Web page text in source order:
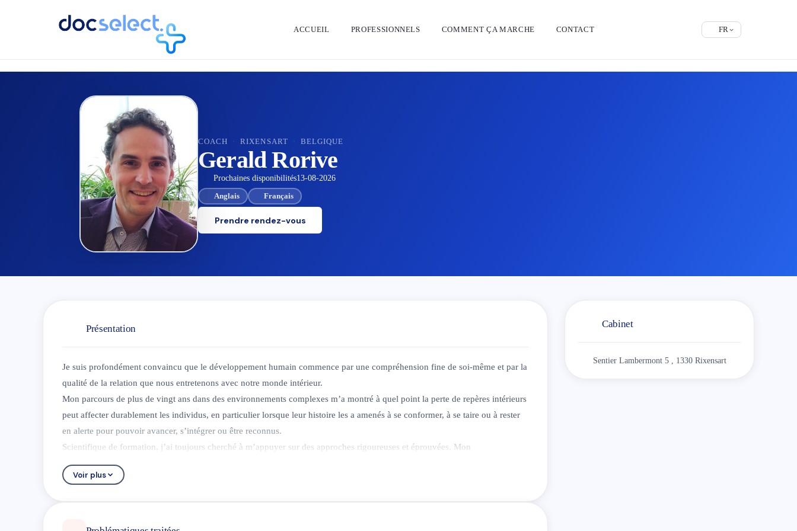
ACCUEIL PROFESSIONNELS COMMENT ÇA MARCHE CONTACT FR
COACH · RIXENSART · BELGIQUE
Gerald Rorive
Prochaines disponibilités13-08-2026
Anglais Français
Prendre rendez-vous
Présentation
Je suis profondément convaincu que le développement humain commence par une compréhension fine de soi-même et par la
qualité de la relation que nous entretenons avec notre monde intérieur.
Mon parcours de plus de vingt ans dans des environnements complexes m’a montré à quel point la perte de repères intérieurs
peut affecter durablement les individus, en particulier lorsque leur histoire les a amenés à se conformer, à se taire ou à rester
en alerte pour pouvoir avancer, s’intégrer ou être reconnus.
Scientifique de formation, j’ai toujours cherché à m’appuyer sur des approches rigoureuses et éprouvées. Mon
accompagnement s’inspire des outils de coaching, des neurosciences, de la psychologie contemporaine et du modèle Internal
Family Systems (IFS).
restreindre l’accès à soi et à nos ressources.
Voir plus
Cabinet
Sentier Lambermont 5 , 1330 Rixensart